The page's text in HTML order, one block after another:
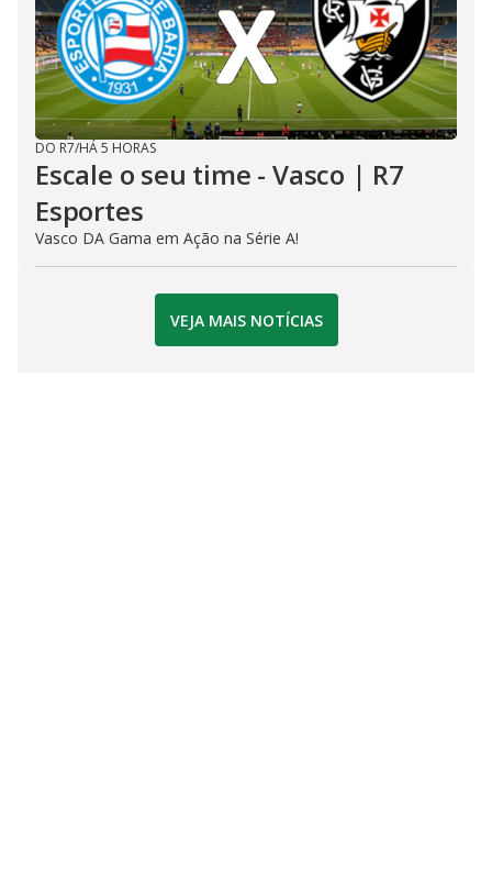
DO R7/HÁ 5 HORAS
Escale o seu time - Vasco | R7
Esportes
Vasco DA Gama em Ação na Série A!
VEJA MAIS NOTÍCIAS